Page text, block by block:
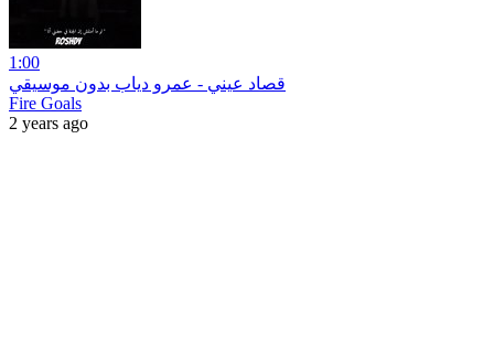
1:00
قصاد عيني - عمرو دياب بدون موسيقي
Fire Goals
2 years ago